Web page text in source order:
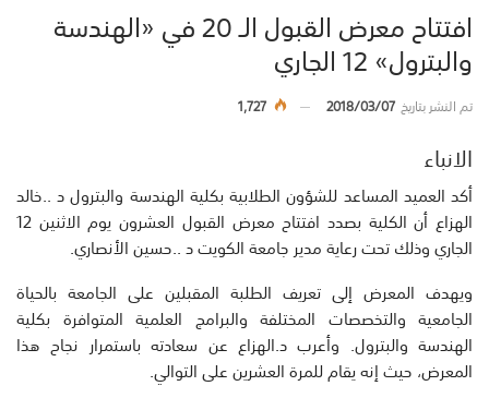
افتتاح معرض القبول الـ 20 في «الهندسة
والبترول» 12 الجاري
تم النشر بتاريخ2018/03/07
1,727
الانباء
أكد العميد المساعد للشؤون الطلابية بكلية الهندسة والبترول د ..خالد
الهزاع أن الكلية بصدد افتتاح معرض القبول العشرون يوم الاثنين 12
الجاري وذلك تحت رعاية مدير جامعة الكويت د ..حسين الأنصاري.
ويهدف المعرض إلى تعريف الطلبة المقبلين على الجامعة بالحياة
الجامعية والتخصصات المختلفة والبرامج العلمية المتوافرة بكلية
الهندسة والبترول. وأعرب د.الهزاع عن سعادته باستمرار نجاح هذا
المعرض، حيث إنه يقام للمرة العشرين على التوالي.